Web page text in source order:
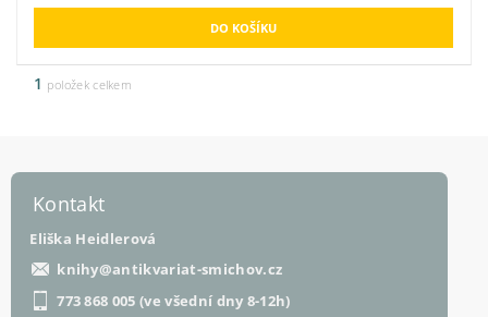
1 položek celkem
Kontakt
Eliška Heidlerová
knihy@antikvariat-smichov.cz
773 868 005 (ve všední dny 8-12h)